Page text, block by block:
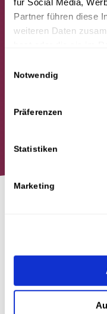
Partner führen diese
weiteren Daten
Notwendig
Präferenzen
Statistiken
Marketing
einfach